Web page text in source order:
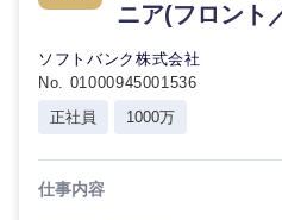
ニア(フロント
ソフトバンク株式会社
No. 01000945001536
正社員
1000万
仕事内容